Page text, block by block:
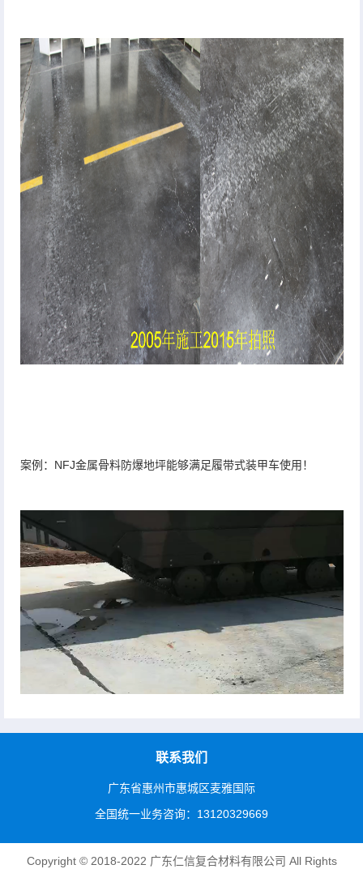
案例： NFJ金属骨料防爆地坪能够满足履带式装甲车使用！
联系我们
广东省惠州市惠城区麦雅国际
全国统一业务咨询：13120329669
Copyright © 2018-2022 广东仁信复合材料有限公司 All Rights